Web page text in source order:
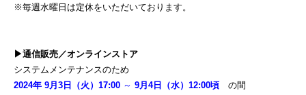
※毎週水曜日は定休をいただいております。
▶︎通信販売／オンラインストア
システムメンテナンスのため
2024年 9月3日（火）17:00 ～ 9月4日（水）12:00頃 の間